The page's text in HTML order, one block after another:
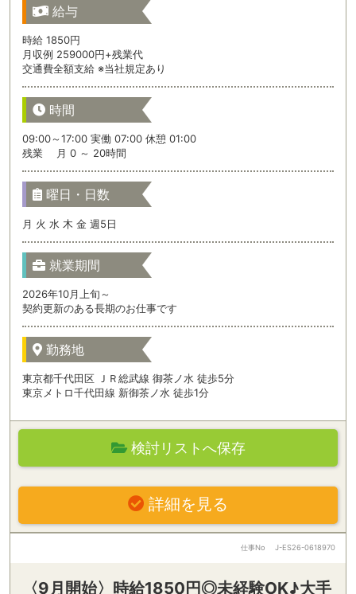
給与
時給 1850円
月収例 259000円+残業代
交通費全額支給 ※当社規定あり
時間
09:00～17:00 実働 07:00 休憩 01:00
残業 月 0 ～ 20時間
曜日・日数
月 火 水 木 金 週5日
就業期間
2026年10月上旬～
契約更新のある長期のお仕事です
勤務地
東京都千代田区 ＪＲ総武線 御茶ノ水 徒歩5分
東京メトロ千代田線 新御茶ノ水 徒歩1分
検討リストへ保存
詳細を見る
仕事No J-ES26-0618970
〈9月開始〉時給1850円◎未経験OK♪大手